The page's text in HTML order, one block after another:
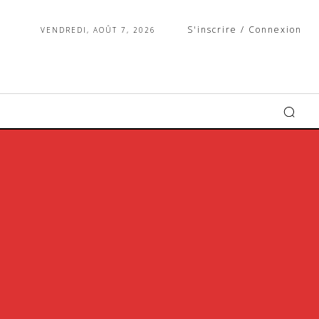
VENDREDI, AOÛT 7, 2026 S'inscrire / Connexion